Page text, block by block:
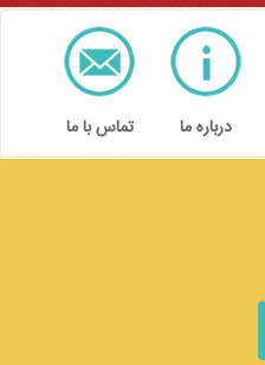
درباره ما تماس با ما